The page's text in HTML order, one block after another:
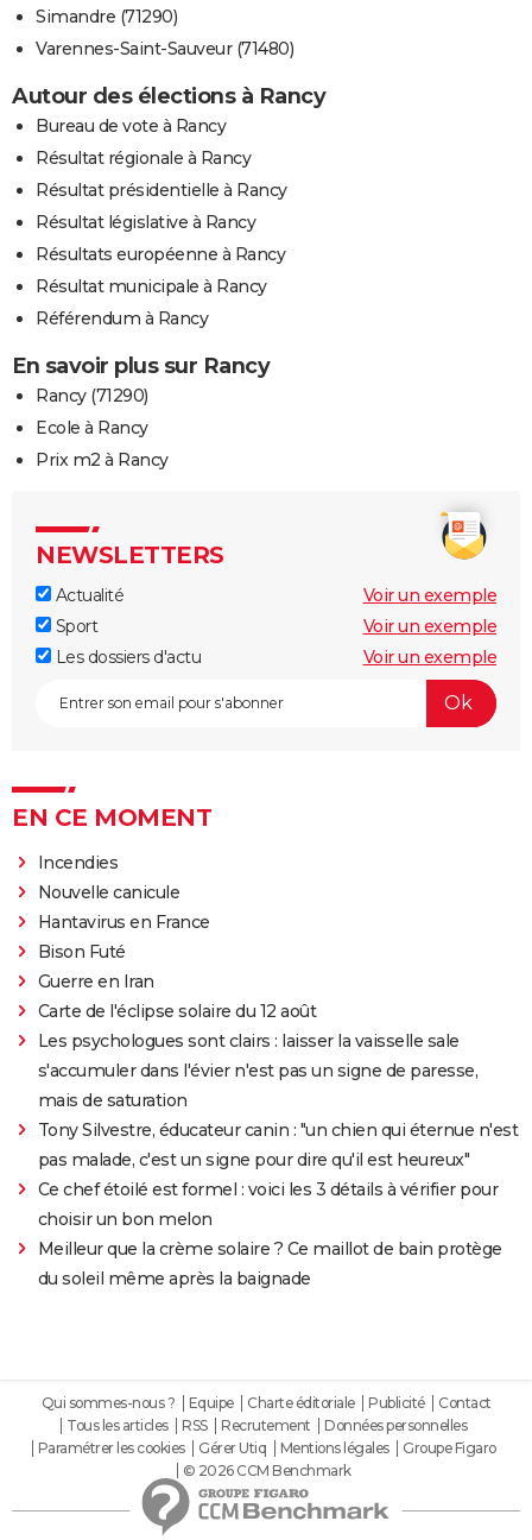
Simandre (71290)
Varennes-Saint-Sauveur (71480)
Autour des élections à Rancy
Bureau de vote à Rancy
Résultat régionale à Rancy
Résultat présidentielle à Rancy
Résultat législative à Rancy
Résultats européenne à Rancy
Résultat municipale à Rancy
Référendum à Rancy
En savoir plus sur Rancy
Rancy (71290)
Ecole à Rancy
Prix m2 à Rancy
NEWSLETTERS
Actualité
Voir un exemple
Sport
Voir un exemple
Les dossiers d'actu
Voir un exemple
EN CE MOMENT
Incendies
Nouvelle canicule
Hantavirus en France
Bison Futé
Guerre en Iran
Carte de l'éclipse solaire du 12 août
Les psychologues sont clairs : laisser la vaisselle sale
s'accumuler dans l'évier n'est pas un signe de paresse,
mais de saturation
Tony Silvestre, éducateur canin : "un chien qui éternue n'est
pas malade, c'est un signe pour dire qu'il est heureux"
Ce chef étoilé est formel : voici les 3 détails à vérifier pour
choisir un bon melon
Meilleur que la crème solaire ? Ce maillot de bain protège
du soleil même après la baignade
Qui sommes-nous ? Equipe Charte éditoriale Publicité
Contact
Tous les articles
RSS Recrutement
Données personnelles
Paramétrer les cookies
Gérer Utiq Mentions légales
Groupe Figaro
© 2026 CCM Benchmark